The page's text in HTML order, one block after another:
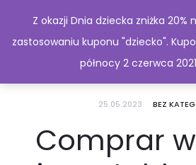
25.05.2023 BEZ
Comprar
Z okazji Dnia dziecka zniżka 20%
zastosowaniu kuponu "dziecko".
północy 2 czerwca